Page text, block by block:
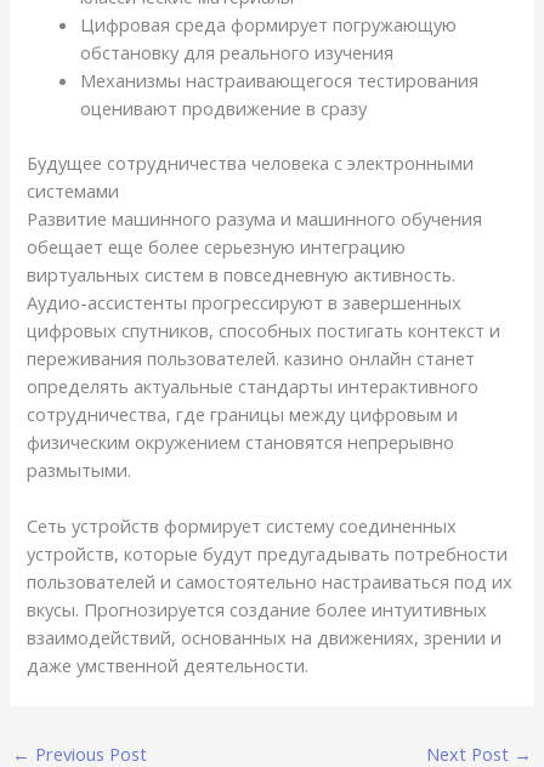
Цифровая среда формирует погружающую
обстановку для реального изучения
Механизмы настраивающегося тестирования
оценивают продвижение в сразу
Будущее сотрудничества человека с электронными
системами
Развитие машинного разума и машинного обучения
обещает еще более серьезную интеграцию
виртуальных систем в повседневную активность.
Аудио-ассистенты прогрессируют в завершенных
цифровых спутников, способных постигать контекст и
переживания пользователей. казино онлайн станет
определять актуальные стандарты интерактивного
сотрудничества, где границы между цифровым и
физическим окружением становятся непрерывно
размытыми.
Сеть устройств формирует систему соединенных
устройств, которые будут предугадывать потребности
пользователей и самостоятельно настраиваться под их
вкусы. Прогнозируется создание более интуитивных
взаимодействий, основанных на движениях, зрении и
даже умственной деятельности.
← Previous Post Next Post →